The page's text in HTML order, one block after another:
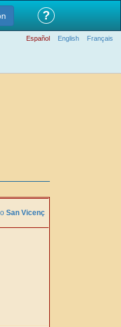
?
Español English Français
San Vicenç